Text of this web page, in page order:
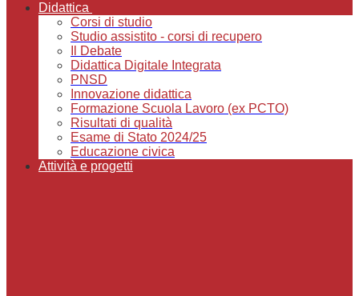
Didattica
Corsi di studio
Studio assistito - corsi di recupero
Il Debate
Didattica Digitale Integrata
PNSD
Innovazione didattica
Formazione Scuola Lavoro (ex PCTO)
Risultati di qualità
Esame di Stato 2024/25
Educazione civica
Attività e progetti